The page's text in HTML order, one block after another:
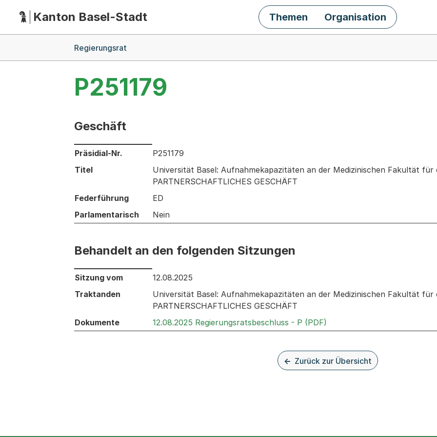
HauptnavigationKanton Basel-Stadt Themen Organisation
Regierungsrat
P251179
Geschäft
Informationen zum Ausgewählten Geschäft
Präsidial-Nr.
P251179
Titel
Universität Basel: Aufnahmekapazitäten an der Medizinischen Fakultät für
PARTNERSCHAFTLICHES GESCHÄFT
Federführung
ED
Parlamentarisch
Nein
Behandelt an den folgenden Sitzungen
Behandelt an den folgenden Sitzungen: Informationen zu den Sitzungen zum Geschäft
Sitzung vom
12.08.2025
Traktanden
Universität Basel: Aufnahmekapazitäten an der Medizinischen Fakultät für
PARTNERSCHAFTLICHES GESCHÄFT
Dokumente
12.08.2025 Regierungsratsbeschluss - P (PDF)
Zurück zur Übersicht